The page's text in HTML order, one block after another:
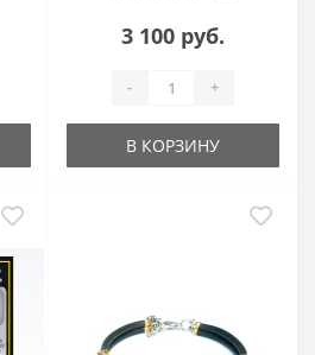
3 100 руб.
- +
В КОРЗИНУ